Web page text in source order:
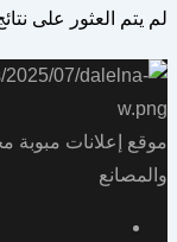
لم يتم العثور على
موقع إعلانات مبوبة
والمصانع